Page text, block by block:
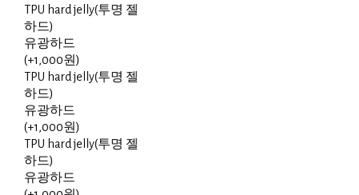
TPU hard jelly(투명 젤
하드)
유광하드
(+1,000원)
TPU hard jelly(투명 젤
하드)
유광하드
(+1,000원)
TPU hard jelly(투명 젤
하드)
유광하드